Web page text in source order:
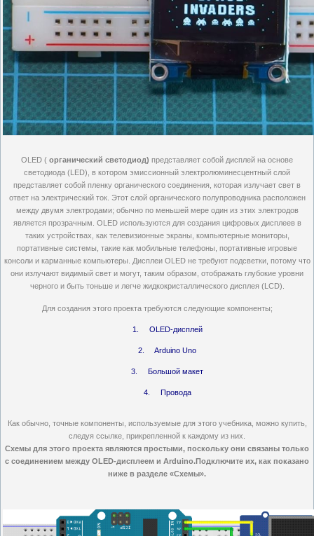
OLED ( органический светодиод) представляет собой дисплей на основе
светодиода (LED), в котором эмиссионный электролюминесцентный слой
представляет собой пленку органического соединения, которая излучает свет в
ответ на электрический ток. Этот слой органического полупроводника расположен
между двумя электродами; обычно по меньшей мере один из этих электродов
является прозрачным. OLED используются для создания цифровых дисплеев в
таких устройствах, как телевизионные экраны, компьютерные мониторы,
портативные системы, такие как мобильные телефоны, портативные игровые
консоли и карманные компьютеры.
Дисплеи OLED не требуют подсветки, потому что
они излучают видимый свет и могут, таким образом, отображать глубокие уровни
черного и быть тоньше и легче жидкокристаллического дисплея (LCD).
Для создания этого проекта требуются следующие компоненты;
1. OLED-дисплей
2. Arduino Uno
3. Большой макет
4. Провода
Как обычно, точные компоненты, используемые для этого учебника, можно купить,
следуя ссылке, прикрепленной к каждому из них.
Схемы для этого проекта являются простыми, поскольку они связаны только
с соединением между OLED-дисплеем и Arduino.Подключите их, как показано
ниже в разделе «Схемы».